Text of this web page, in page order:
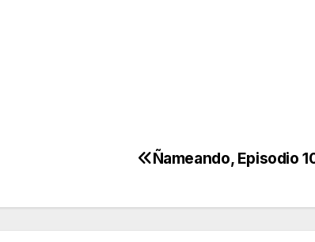
Ñameando, Episodio